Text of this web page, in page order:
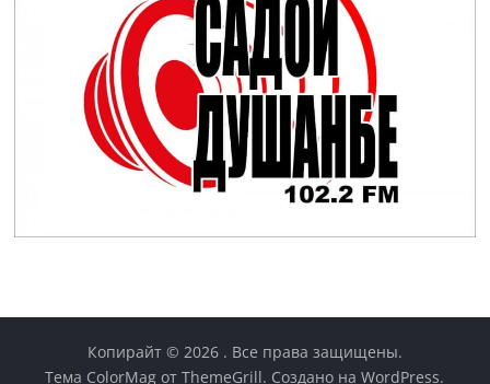
Копирайт © 2026 . Все права защищены.
Тема ColorMag от ThemeGrill. Создано наWordPress.